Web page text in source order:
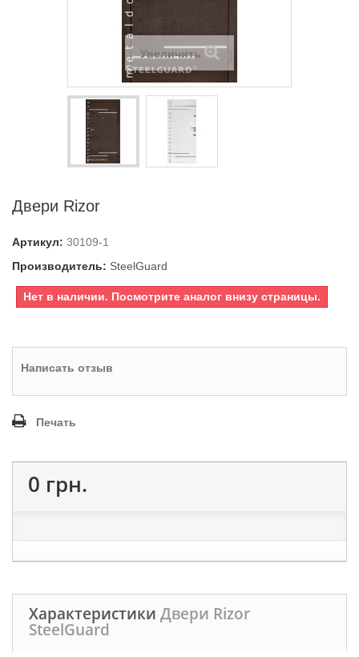
Увеличить
Двери Rizor
Артикул: 30109-1
Производитель: SteelGuard
Нет в наличии. Посмотрите аналог внизу страницы.
Написать отзыв
Печать
0 грн.
Характеристики Двери Rizor
SteelGuard